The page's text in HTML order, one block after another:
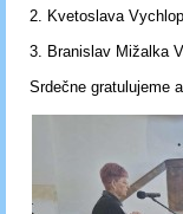
2. Kvetoslava
3. Branislav Mižalka
Srdečne gratulujeme